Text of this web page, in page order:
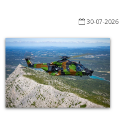
30-07-2026